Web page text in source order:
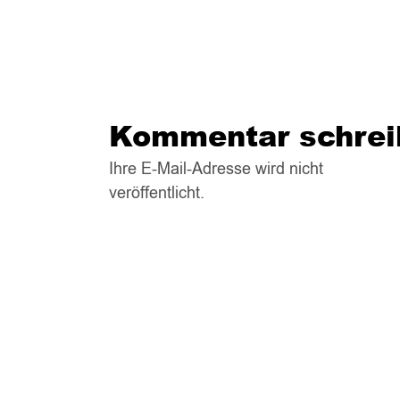
Kommentar
Ihre E-Mail-Adresse wird nicht
veröffentlicht.